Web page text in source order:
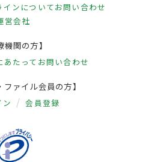
ンについてお問い合わせ
営会社
機関の方】
あたって お問い合わせ
ファイル会員の方】
ン 会員登録